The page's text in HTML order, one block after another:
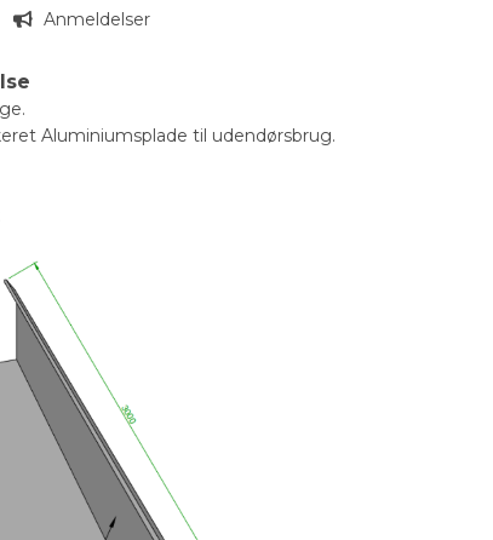
Anmeldelser
Aluminiumsplade til udendørsbrug.